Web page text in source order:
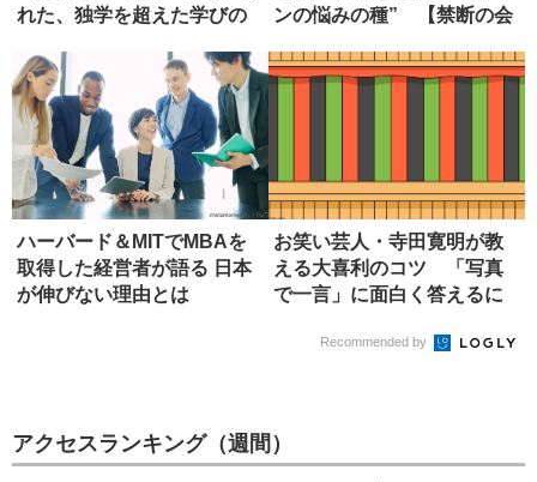
れた、独学を超えた学びの
ンの悩みの種” 【禁断の会
ハーバード＆MITでMBAを
取得した経営者が語る 日本
が伸びない理由とは
お笑い芸人・寺田寛明が教
える大喜利のコツ 「写真
で一言」に面白く答えるに
Recommended by
アクセスランキング（週間）